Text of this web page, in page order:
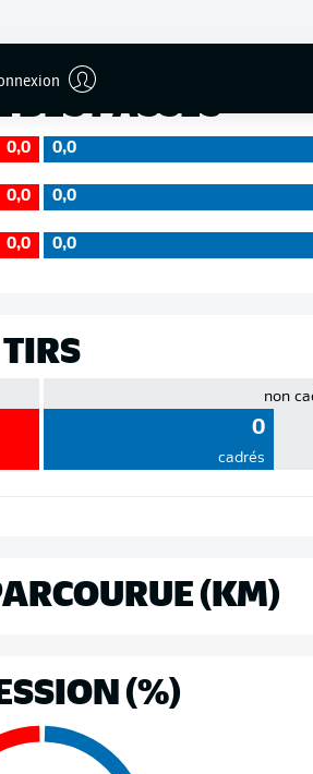
DES PASSES
0,0 0,0
0,0 0,0
0,0 0,0
TIRS
non
0
cadrés
(KM)
(%)